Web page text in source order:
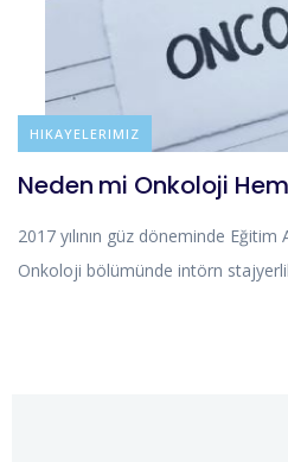
BLOG
HIKAYELERIMIZ
Neden mi Onkoloji
2017 yılının güz döneminde
Onkoloji bölümünde intörn